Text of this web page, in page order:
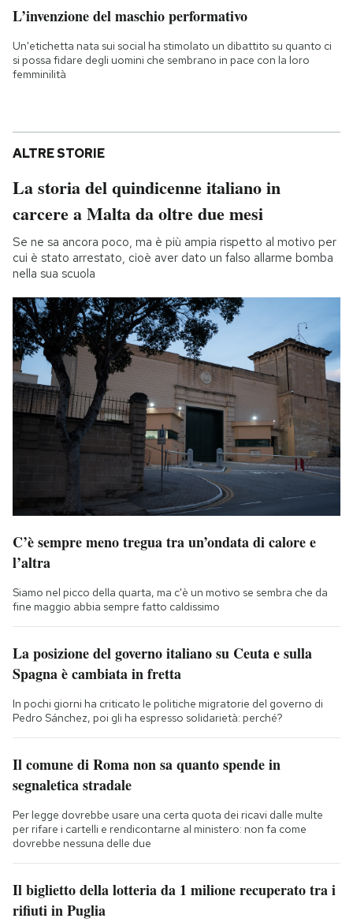
L’invenzione del maschio performativo
Un'etichetta nata sui social ha stimolato un dibattito su quanto ci
si possa fidare degli uomini che sembrano in pace con la loro
femminilità
ALTRE STORIE
La storia del quindicenne italiano in
carcere a Malta da oltre due mesi
Se ne sa ancora poco, ma è più ampia rispetto al motivo per
cui è stato arrestato, cioè aver dato un falso allarme bomba
nella sua scuola
C’è sempre meno tregua tra un’ondata di calore e
l’altra
Siamo nel picco della quarta, ma c'è un motivo se sembra che da
fine maggio abbia sempre fatto caldissimo
La posizione del governo italiano su Ceuta e sulla
Spagna è cambiata in fretta
In pochi giorni ha criticato le politiche migratorie del governo di
Pedro Sánchez, poi gli ha espresso solidarietà: perché?
Il comune di Roma non sa quanto spende in
segnaletica stradale
Per legge dovrebbe usare una certa quota dei ricavi dalle multe
per rifare i cartelli e rendicontarne al ministero: non fa come
dovrebbe nessuna delle due
Il biglietto della lotteria da 1 milione recuperato tra i
rifiuti in Puglia